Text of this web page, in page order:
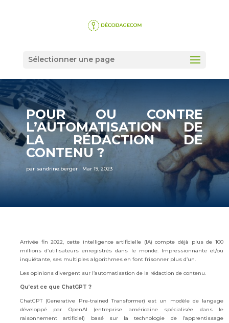
Sélectionner une page
POUR OU CONTRE
L’AUTOMATISATION DE
LA RÉDACTION DE
CONTENU ?
par sandrine.berger| Mar 19, 2023
Arrivée fin 2022, cette intelligence artificielle (IA) compte déjà plus de 100
millions d’utilisateurs enregistrés dans le monde. Impressionnante et/ou
inquiétante, ses multiples algorithmes en font frisonner plus d’un.
Les opinions divergent sur l’automatisation de la rédaction de contenu.
Qu’est ce que ChatGPT ?
ChatGPT (Generative Pre-trained Transformer) est un modèle de langage
développé par OpenAI (entreprise américaine spécialisée dans le
raisonnement artificiel) basé sur la technologie de l’apprentissage